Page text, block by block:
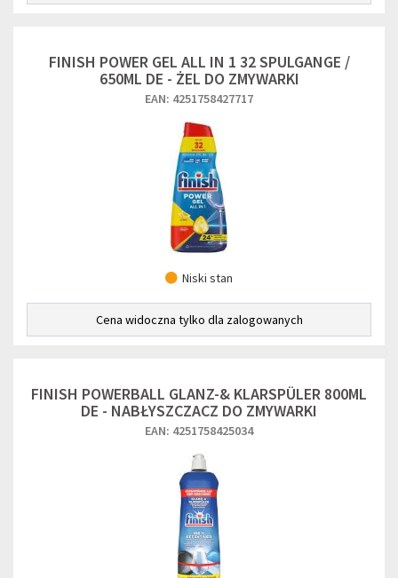
FINISH POWER GEL ALL IN 1 32 SPULGANGE /
650ML DE - ŻEL DO ZMYWARKI
EAN: 4251758427717
Niski stan
Cena widoczna tylko dla zalogowanych
FINISH POWERBALL GLANZ-& KLARSPÜLER 800ML
DE - NABŁYSZCZACZ DO ZMYWARKI
EAN: 4251758425034